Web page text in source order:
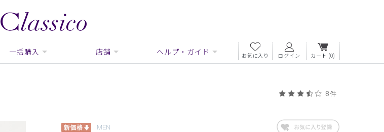
一括購入 店舗 ヘルプ・ガイド お気に入り ログイン カート (0)
8件
MEN